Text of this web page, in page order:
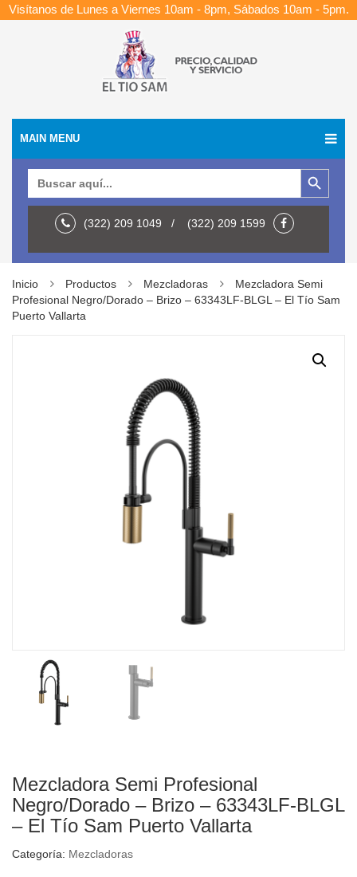
Visítanos de Lunes a Viernes 10am - 8pm, Sábados 10am - 5pm.
MAIN MENU
Botón de búsqueda
(322) 209 1049 / (322) 209 1599
Inicio Productos Mezcladoras
Mezcladora Semi
Profesional Negro/Dorado – Brizo – 63343LF-BLGL – El Tío Sam
Puerto Vallarta
Mezcladora Semi Profesional
Negro/Dorado – Brizo – 63343LF-BLGL
– El Tío Sam Puerto Vallarta
Categoría: Mezcladoras